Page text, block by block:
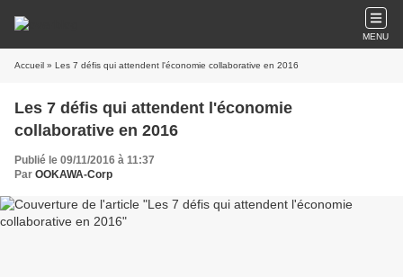
MENU
Accueil » Les 7 défis qui attendent l'économie collaborative en 2016
Les 7 défis qui attendent l'économie
collaborative en 2016
Publié le 09/11/2016 à 11:37
Par OOKAWA-Corp